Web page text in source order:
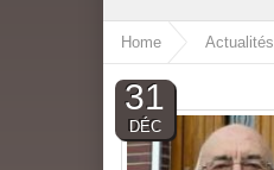
Home Actualités
31
DÉC